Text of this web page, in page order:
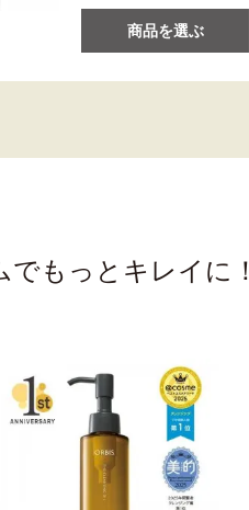
商品を選ぶ
でもっとキレイに！